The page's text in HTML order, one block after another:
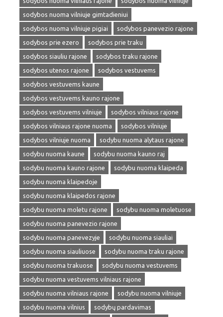
sodybos nuoma vilniuje gimtadieniui
sodybos nuoma vilniuje pigiai
sodybos panevezio rajone
sodybos prie ezero
sodybos prie traku
sodybos siauliu rajone
sodybos traku rajone
sodybos utenos rajone
sodybos vestuvems
sodybos vestuvems kaune
sodybos vestuvems kauno rajone
sodybos vestuvems vilniuje
sodybos vilniaus rajone
sodybos vilniaus rajone nuoma
sodybos vilniuje
sodybos vilniuje nuoma
sodybu nuoma alytaus rajone
sodybu nuoma kaune
sodybu nuoma kauno raj
sodybu nuoma kauno rajone
sodybu nuoma klaipeda
sodybu nuoma klaipedoje
sodybu nuoma klaipedos rajone
sodybu nuoma moletu rajone
sodybu nuoma moletuose
sodybu nuoma panevezio rajone
sodybu nuoma panevezyje
sodybu nuoma siauliai
sodybu nuoma siauliuose
sodybu nuoma traku rajone
sodybu nuoma trakuose
sodybu nuoma vestuvems
sodybu nuoma vestuvems vilniaus rajone
sodybu nuoma vilniaus rajone
sodybu nuoma vilniuje
sodybu nuoma vilnius
sodybų pardavimas